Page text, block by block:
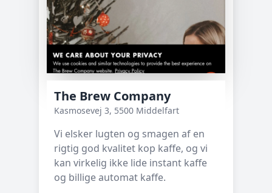
The Brew Company
Kasmosevej 3, 5500 Middelfart
Vi elsker lugten og smagen af en
rigtig god kvalitet kop kaffe, og vi
kan virkelig ikke lide instant kaffe
og billige automat kaffe.